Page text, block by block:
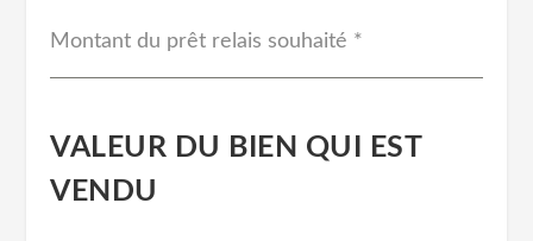
Montant du prêt relais souhaité *
VALEUR DU BIEN QUI EST
VENDU